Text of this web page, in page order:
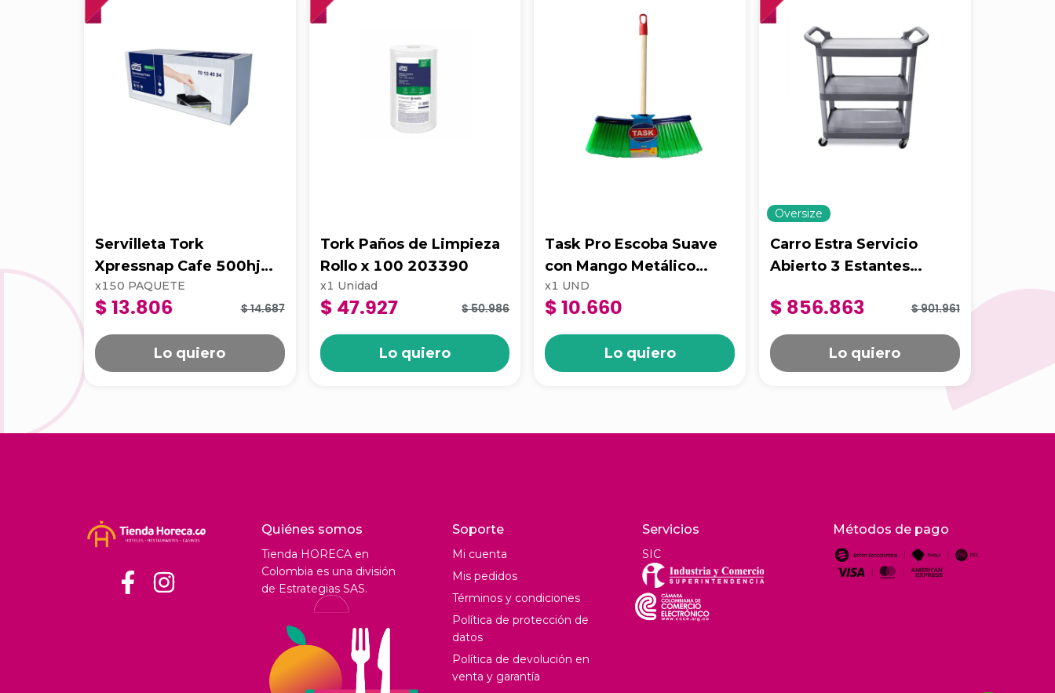
Servilleta Tork
Xpressnap Cafe 500hj
Blanca 202223
x150 PAQUETE
$ 13.806 $ 14.687
Lo quiero
Tork Paños de Limpieza
Rollo x 100 203390
x1 Unidad
$ 47.927 $ 50.986
Lo quiero
Task Pro Escoba Suave
con Mango Metálico
Super Dalia
x1 UND
$ 10.660
Lo quiero
Oversize
Carro Estra Servicio
Abierto 3 Estantes
$ 856.863 $ 901.961
Lo quiero
Negro
Unidad
Quiénes somos
Tienda HORECA en
Colombia es una división
de Estrategias SAS.
Soporte
Mi cuenta
Mis pedidos
Términos y condiciones
Política de protección de
datos
Política de devolución en
venta y garantía
Servicios
SIC
Métodos de pago